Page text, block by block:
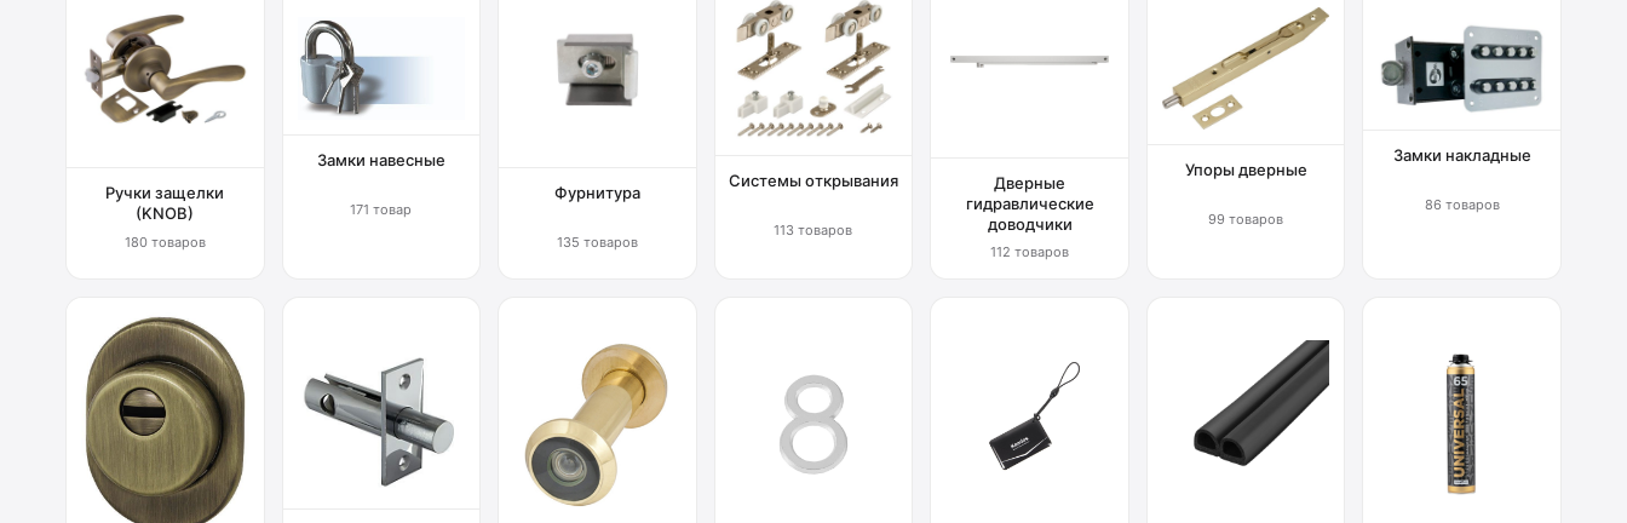
Ручки защелки
(KNOB)
180 товаров
Замки навесные
171 товар
Фурнитура
135 товаров
Системы открывания
113 товаров
Дверные
гидравлические
доводчики
112 товаров
Упоры дверные
99 товаров
Замки накладные
86 товаров